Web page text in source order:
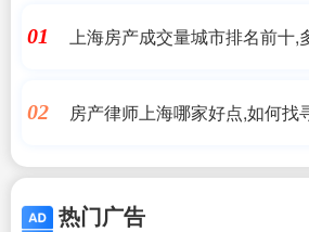
01
上海房产成交量城市排名前十,
价
02
房产律师上海哪家好点,如何找
热门广告